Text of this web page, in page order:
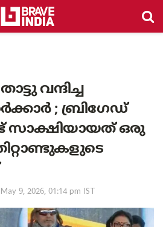
വന്ദിച്ച
; ബ്രിഗേഡ്
സാക്ഷിയായത് ഒരു
May 9, 2026, 01:14 pm IST